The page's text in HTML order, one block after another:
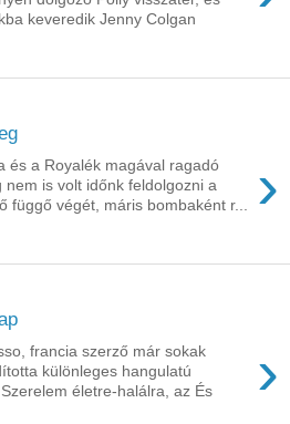
keveredik Jenny Colgan
›
és a Royalék magával ragadó
nem is volt időnk feldolgozni a
függő végét, máris bombaként r...
›
francia szerző már sokak
különleges hangulatú
életre-halálra, az És